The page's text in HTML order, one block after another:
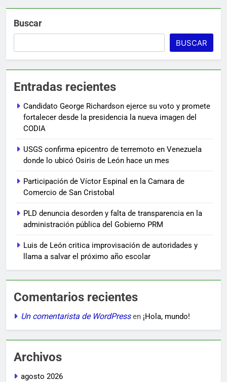
Buscar
BUSCAR
Entradas recientes
Candidato George Richardson ejerce su voto y promete
fortalecer desde la presidencia la nueva imagen del
CODIA
USGS confirma epicentro de terremoto en Venezuela
donde lo ubicó Osiris de León hace un mes
Participación de Víctor Espinal en la Camara de
Comercio de San Cristobal
PLD denuncia desorden y falta de transparencia en la
administración pública del Gobierno PRM
Luis de León critica improvisación de autoridades y
llama a salvar el próximo año escolar
Comentarios recientes
Un comentarista de WordPressen ¡Hola, mundo!
Archivos
agosto 2026